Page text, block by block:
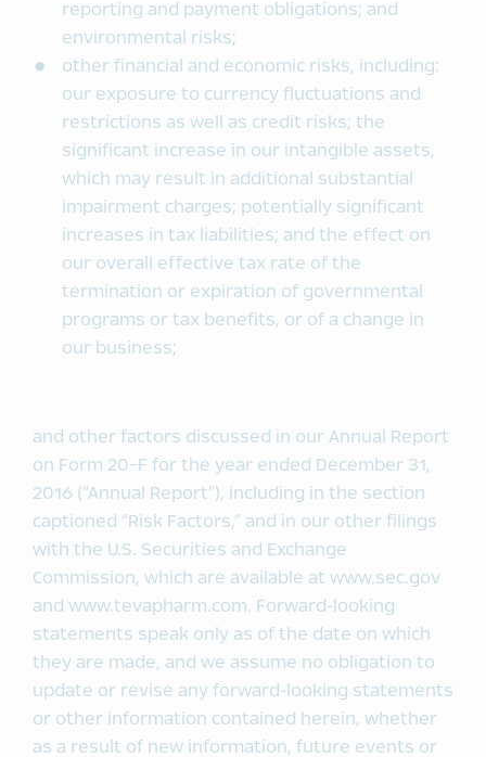
reporting and payment obligations; and
environmental risks;
other financial and economic risks, including:
our exposure to currency fluctuations and
restrictions as well as credit risks; the
significant increase in our intangible assets,
which may result in additional substantial
impairment charges; potentially significant
increases in tax liabilities; and the effect on
our overall effective tax rate of the
termination or expiration of governmental
programs or tax benefits, or of a change in
our business;
and other factors discussed in our Annual Report
on Form 20-F for the year ended December 31,
2016 (“Annual Report”), including in the section
captioned “Risk Factors,” and in our other filings
with the U.S. Securities and Exchange
Commission, which are available at www.sec.gov
and www.tevapharm.com. Forward-looking
statements speak only as of the date on which
they are made, and we assume no obligation to
update or revise any forward-looking statements
or other information contained herein, whether
as a result of new information, future events or